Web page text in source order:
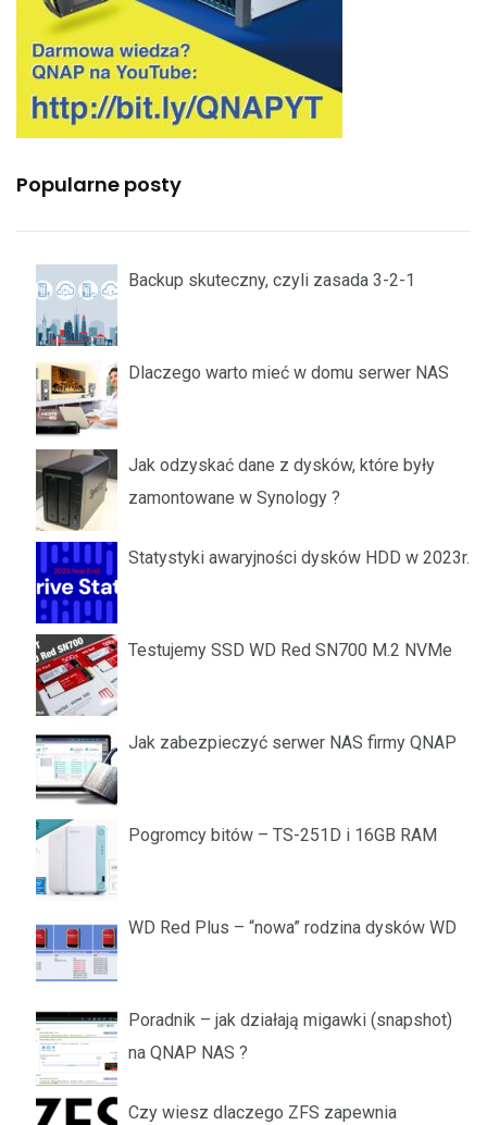
Popularne posty
Backup skuteczny, czyli zasada 3-2-1
Dlaczego warto mieć w domu serwer NAS
Jak odzyskać dane z dysków, które były
zamontowane w Synology ?
Statystyki awaryjności dysków HDD w 2023r.
Testujemy SSD WD Red SN700 M.2 NVMe
Jak zabezpieczyć serwer NAS firmy QNAP
Pogromcy bitów – TS-251D i 16GB RAM
WD Red Plus – “nowa” rodzina dysków WD
Poradnik – jak działają migawki (snapshot)
na QNAP NAS ?
Czy wiesz dlaczego ZFS zapewnia